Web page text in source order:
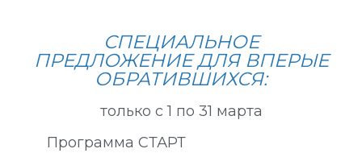
Т
С
Я
Л
И
Л
СПЕЦИАЛЬНОЕ
ПРЕДЛОЖЕНИЕ ДЛЯ ВПЕРЫЕ
ОБРАТИВШИХСЯ:
только с 1 по 31 марта
Программа СТАРТ